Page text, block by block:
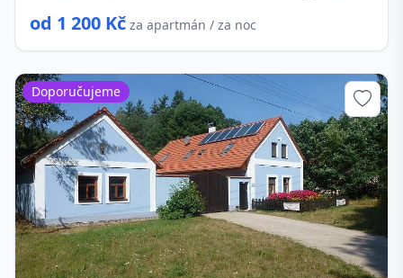
od 1 200 Kč za apartmán / za noc
Doporučujeme